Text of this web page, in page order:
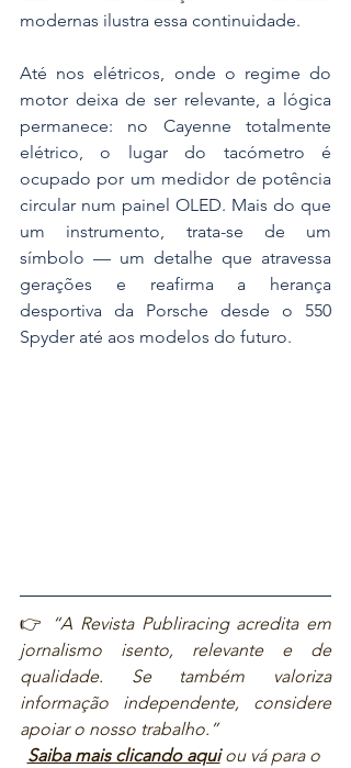
modernas ilustra essa continuidade.
Até nos elétricos, onde o regime do
motor deixa de ser relevante, a lógica
permanece: no Cayenne totalmente
elétrico, o lugar do tacómetro é
ocupado por um medidor de potência
circular num painel OLED. Mais do que
um instrumento, trata-se de um
símbolo — um detalhe que atravessa
gerações e reafirma a herança
desportiva da Porsche desde o 550
Spyder até aos modelos do futuro.
👉
“A Revista Publiracing acredita em
jornalismo isento, relevante e de
qualidade. Se também valoriza
informação independente, considere
apoiar o nosso trabalho.”
Saiba mais clicando aqui ou vá para o